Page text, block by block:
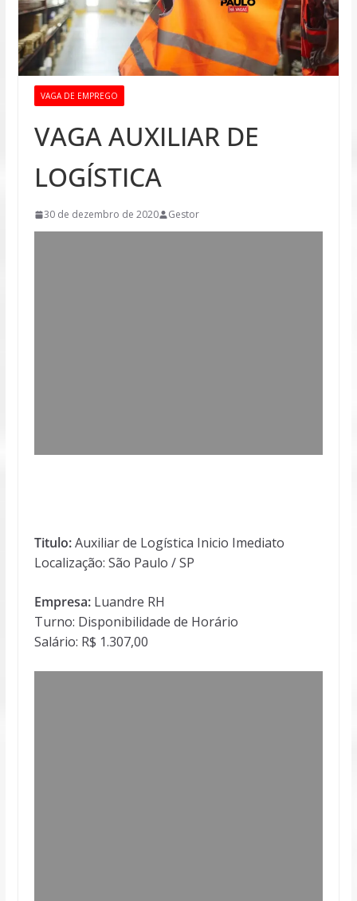
VAGA DE EMPREGO
VAGA AUXILIAR DE
LOGÍSTICA
30 de dezembro de 2020 Gestor
Titulo:Auxiliar de Logística Inicio Imediato
Localização: São Paulo / SP
Empresa:Luandre RH
Turno: Disponibilidade de Horário
Salário: R$ 1.307,00